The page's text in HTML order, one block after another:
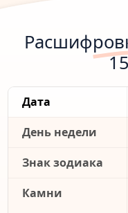
Дата
День недели
Знак зодиака
Камни